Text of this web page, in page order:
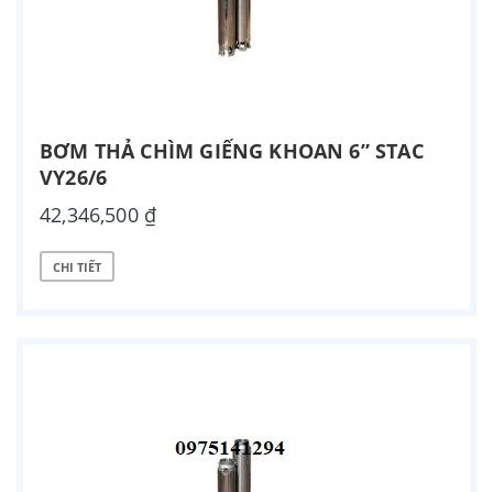
BƠM THẢ CHÌM GIẾNG KHOAN 6” STAC
VY26/6
42,346,500 ₫
CHI TIẾT